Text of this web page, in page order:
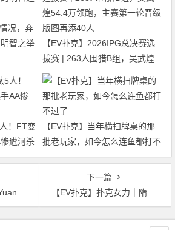
况，弃
智之举
【EV扑克】2026IPG总决赛选
拔赛 | 263人围猎B组，吴武煌
54.4万领跑，主赛第一轮晋级版
图再添40人
！FT变
遭河杀
【EV扑克】当年横扫牌桌的那
批老玩家，如今怎么连鱼都打不
过了
万刀得主出炉
下一篇
【EV扑克】扑克女力｜隋沐汐专访：不懂打牌却上了直播桌？如今连“赵大师”都成“手下败将”！